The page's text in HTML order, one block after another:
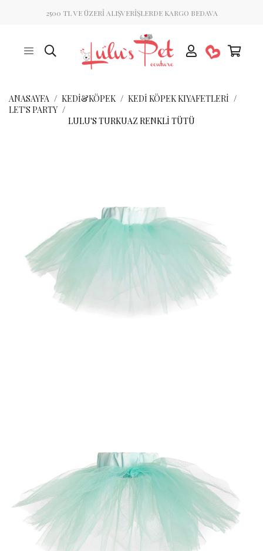
2500 TL VE ÜZERİ ALIŞVERİŞLERDE KARGO BEDAVA
ANASAYFA KEDİ&KÖPEK
KEDI KÖPEK KIYAFETLERI
LET'S PARTY
LULU'S TURKUAZ RENKLI TÜTÜ